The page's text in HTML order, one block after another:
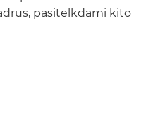
pasitelkdami kito